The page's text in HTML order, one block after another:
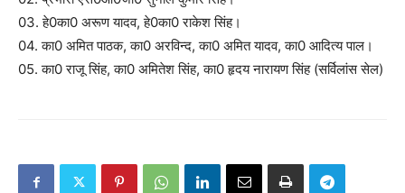
03. हे0का0 अरूण यादव, हे0का0 राकेश सिंह।
04. का0 अमित पाठक, का0 अरविन्द, का0 अमित यादव, का0 आदित्य पाल।
05. का0 राजू सिंह, का0 अमितेश सिंह, का0 हृदय नारायण सिंह (सर्विलांस सेल)